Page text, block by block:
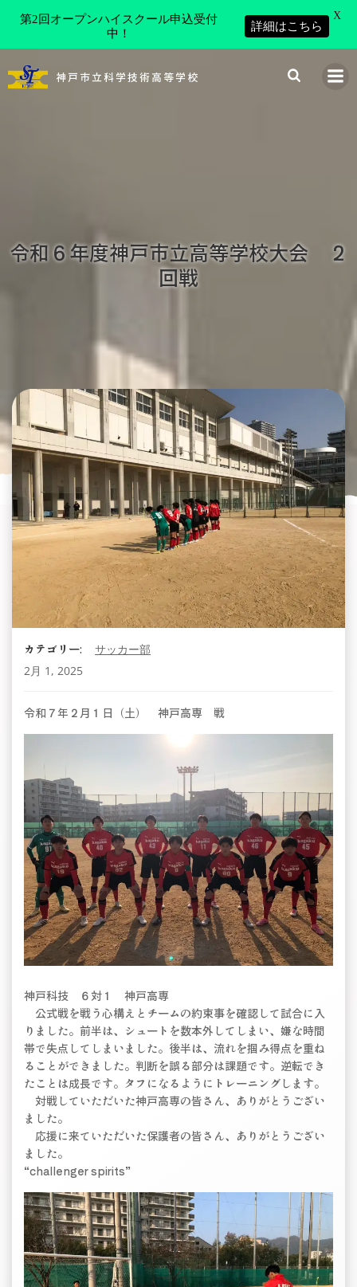
ン
神戸市立科学技術高等学校
令和６年度神戸市立高等学校大会 ２
回戦
カテゴリー:
サッカー部
2月 1, 2025
令和７年２月１日（土） 神戸高専 戦
神戸科技 ６対１ 神戸高専
公式戦を戦う心構えとチームの約束事を確認して試合に入
りました。前半は、シュートを数本外してしまい、嫌な時間
帯で失点してしまいました。後半は、流れを掴み得点を重ね
ることができました。判断を誤る部分は課題です。逆転でき
たことは成長です。タフになるようにトレーニングします。
対戦していただいた神戸高専の皆さん、ありがとうござい
ました。
応援に来ていただいた保護者の皆さん、ありがとうござい
ました。
“challenger spirits”
第2回オープンハイスクール申込受付
中！
詳細はこちら
X